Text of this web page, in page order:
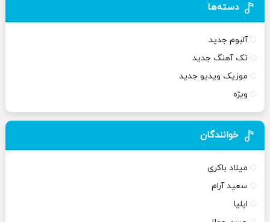
دسته‌ها
آلبوم جدید
تک آهنگ جدید
موزیک ویدیو جدید
ویژه
خوانندگان
میلاد باکری
سعید آرام
ایلیا